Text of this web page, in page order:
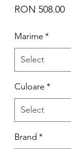
RON 508.00
Marime *
Culoare *
Brand *